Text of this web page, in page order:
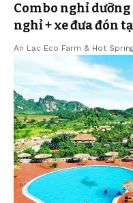
Combo nghỉ
nghỉ + xe đưa đón
An Lạc Eco Farm & Hot